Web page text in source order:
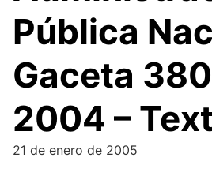
Pública
Gaceta
2004 –
21 de enero de 2005